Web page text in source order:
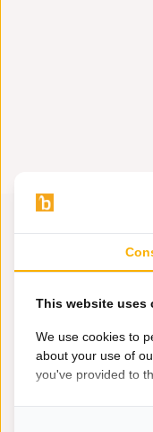
Hulp nodig?
This website uses
We use cookies to
about your use of
you've provided to